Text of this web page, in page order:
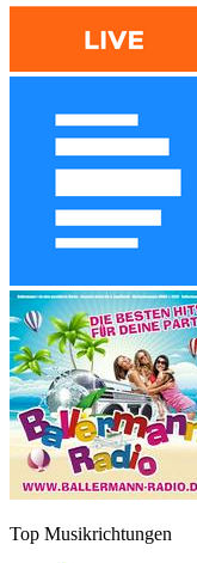
Top Musikrichtungen